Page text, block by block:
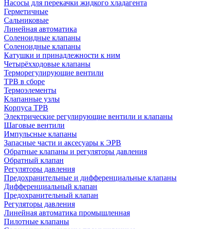
Насосы для перекачки жидкого хладагента
Герметичные
Сальниковые
Линейная автоматика
Соленоидные клапаны
Соленоидные клапаны
Катушки и принадлежности к ним
Четырёхходовые клапаны
Терморегулирующие вентили
ТРВ в сборе
Термоэлементы
Клапанные узлы
Корпуса ТРВ
Электрические регулирующие вентили и клапаны
Шаговые вентили
Импульсные клапаны
Запасные части и аксесуары к ЭРВ
Обратные клапаны и регуляторы давления
Обратный клапан
Регуляторы давления
Предохранительные и дифференциальные клапаны
Дифференциальный клапан
Предохранительный клапан
Регуляторы давления
Линейная автоматика промышленная
Пилотные клапаны